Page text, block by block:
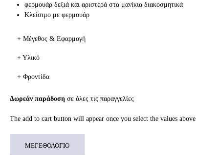
φερμουάρ δεξιά και αριστερά στα μανίκια διακοσμητικά
Κλείσιμο με φερμουάρ
+ Μέγεθος & Εφαρμογή
+ Υλικό
+ Φροντίδα
Δωρεάν παράδοση σε όλες τις παραγγελίες
The add to cart button will appear once you select the values above
ΜΕΓΕΘΟΛΟΓΙΟ